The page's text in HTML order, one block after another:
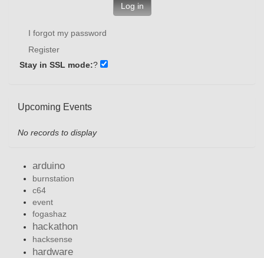
Log in
I forgot my password
Register
Stay in SSL mode:?
Upcoming Events
No records to display
arduino
burnstation
c64
event
fogashaz
hackathon
hacksense
hardware